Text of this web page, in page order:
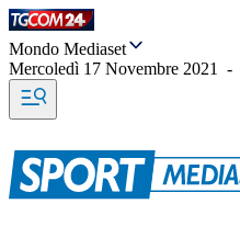
Mondo Mediaset
Mercoledì 17 Novembre 2021
-